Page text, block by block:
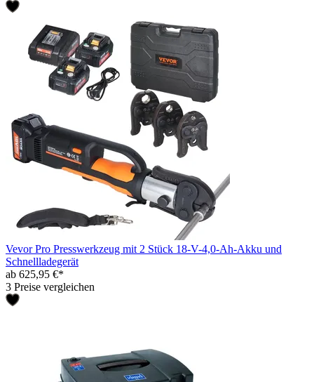
Vevor Pro Presswerkzeug mit 2 Stück 18-V-4,0-Ah-Akku und
Schnellladegerät
ab 625,95 €*
3 Preise vergleichen